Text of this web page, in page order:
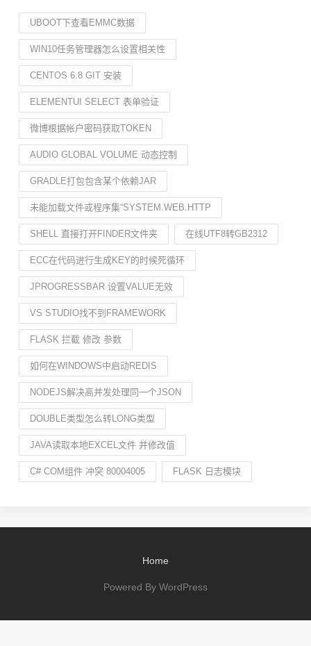
UBOOT下查看EMMC数据
WIN10任务管理器怎么设置相关性
CENTOS 6.8 GIT 安装
ELEMENTUI SELECT 表单验证
微博根据帐户密码获取TOKEN
AUDIO GLOBAL VOLUME 动态控制
GRADLE打包包含某个依赖JAR
未能加载文件或程序集“SYSTEM.WEB.HTTP
SHELL 直接打开FINDER文件夹 在线UTF8转GB2312
ECC在代码进行生成KEY的时候死循环
JPROGRESSBAR 设置VALUE无效
VS STUDIO找不到FRAMEWORK
FLASK 拦截 修改 参数
如何在WINDOWS中启动REDIS
NODEJS解决高并发处理同一个JSON
DOUBLE类型怎么转LONG类型
JAVA读取本地EXCEL文件 并修改值
C# COM组件 冲突 80004005 FLASK 日志模块
Home
Powered By WordPress